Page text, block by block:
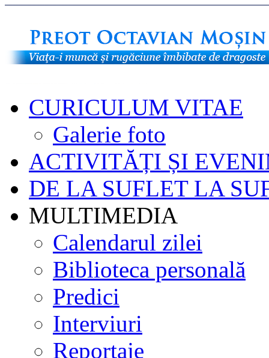
CURICULUM VITAE
Galerie foto
ACTIVITĂȚI ȘI
DE LA SUFLET LA
MULTIMEDIA
Calendarul zilei
Biblioteca personală
Predici
Interviuri
Reportaje